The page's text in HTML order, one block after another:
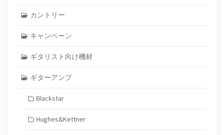
カントリー
キャンペーン
ギタリスト向け機材
ギターアンプ
Blackstar
Hughes&Kettner